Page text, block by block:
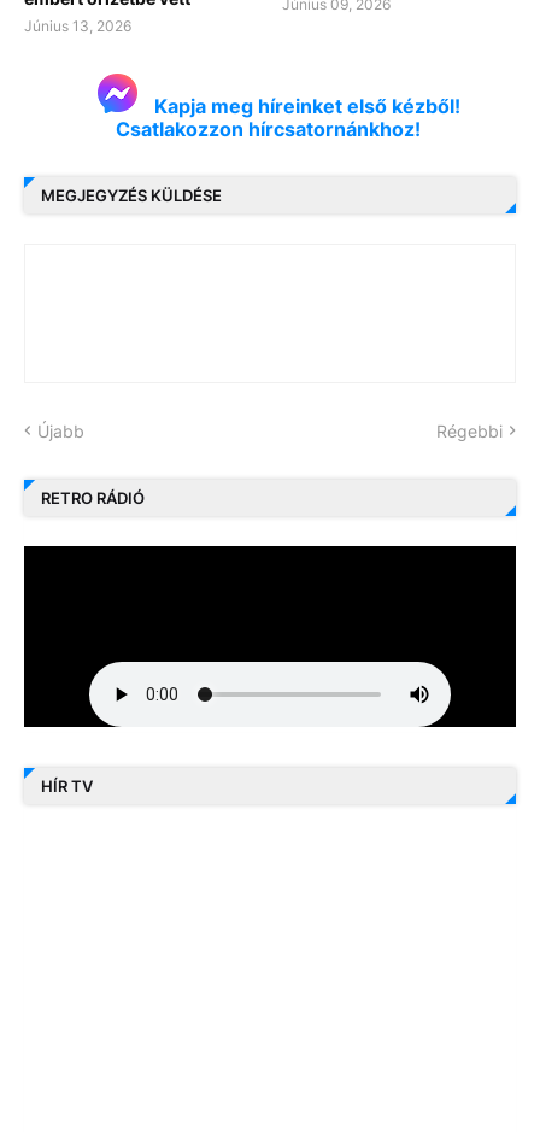
Június 13, 2026
Június 09, 2026
Kapja meg híreinket első kézből!
Csatlakozzon hírcsatornánkhoz!
MEGJEGYZÉS KÜLDÉSE
Újabb Régebbi
RETRO RÁDIÓ
HÍR TV